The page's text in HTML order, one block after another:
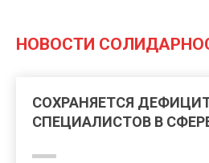
НОВОСТИ
СОХРАНЯЕТСЯ
СПЕЦИАЛИСТОВ В